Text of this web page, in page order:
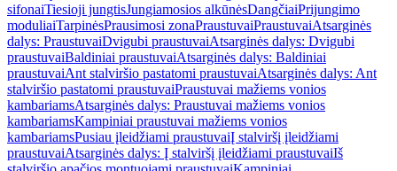
sifonaiTiesioji jungtisJungiamosios alkūnėsDangčiaiPrijungimo
moduliaiTarpinėsPrausimosi zonaPraustuvaiPraustuvaiAtsarginės
dalys: PraustuvaiDvigubi praustuvaiAtsarginės dalys: Dvigubi
praustuvaiBaldiniai praustuvaiAtsarginės dalys: Baldiniai
praustuvaiAnt stalviršio pastatomi praustuvaiAtsarginės dalys: Ant
stalviršio pastatomi praustuvaiPraustuvai mažiems vonios
kambariamsAtsarginės dalys: Praustuvai mažiems vonios
kambariamsKampiniai praustuvai mažiems vonios
kambariamsPusiau įleidžiami praustuvaiĮ stalviršį įleidžiami
praustuvaiAtsarginės dalys: Į stalviršį įleidžiami praustuvaiIš